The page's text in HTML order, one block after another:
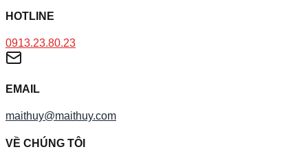
HOTLINE
0913.23.80.23
EMAIL
maithuy@maithuy.com
VỀ CHÚNG TÔI